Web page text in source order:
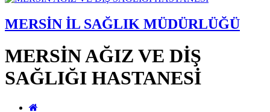
MERSİN İL SAĞLIK MÜDÜRLÜĞÜ
MERSİN AĞIZ VE DİŞ
SAĞLIĞI HASTANESİ